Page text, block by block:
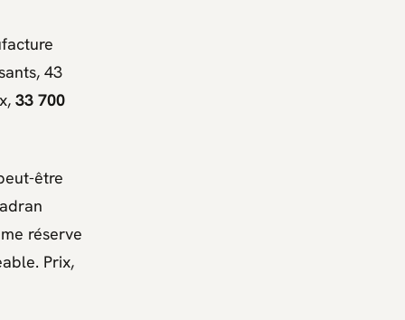
43
33 700
être
réserve
Prix,